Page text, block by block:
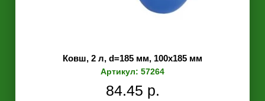
Ковш, 2 л, d=185 мм, 100х185 мм
Артикул: 57264
84.45 р.